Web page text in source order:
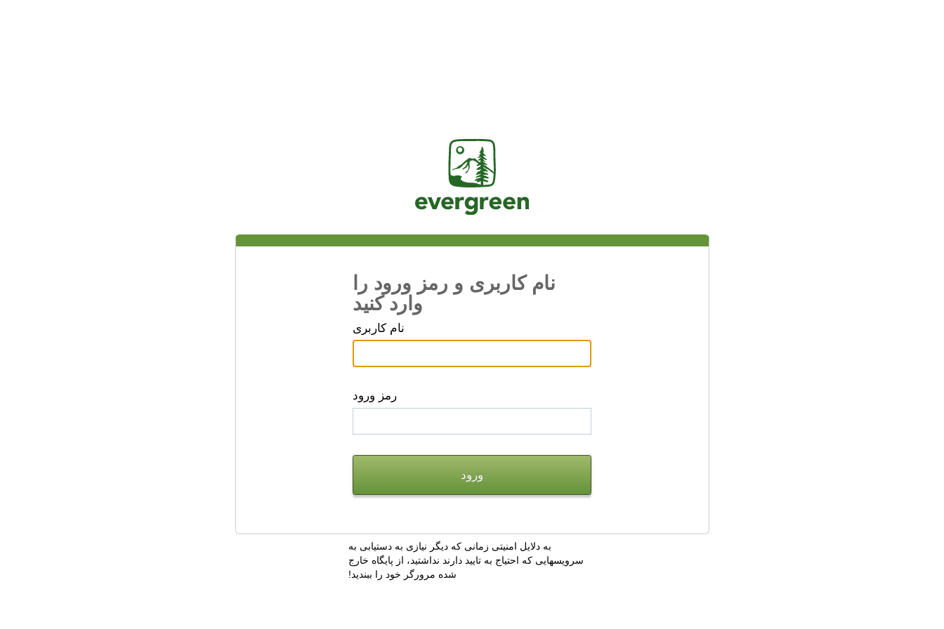
Jasig
نام کاربری و رمز ورود را
وارد کنید
نام کاربری
رمز ورود
به دلایل امنیتی زمانی که دیگر نیازی به دستیابی به
سرویسهایی که احتیاج به تایید دارند نداشتید، از پایگاه خارج
شده مرورگر خود را ببندید!